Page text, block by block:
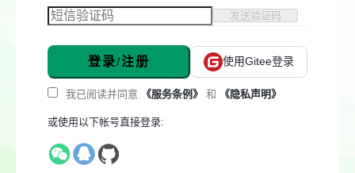
发送验证码
登录/注册 使用Gitee登录
我已阅读并同意 《服务条例》 和 《隐私声明》
或使用以下帐号直接登录: